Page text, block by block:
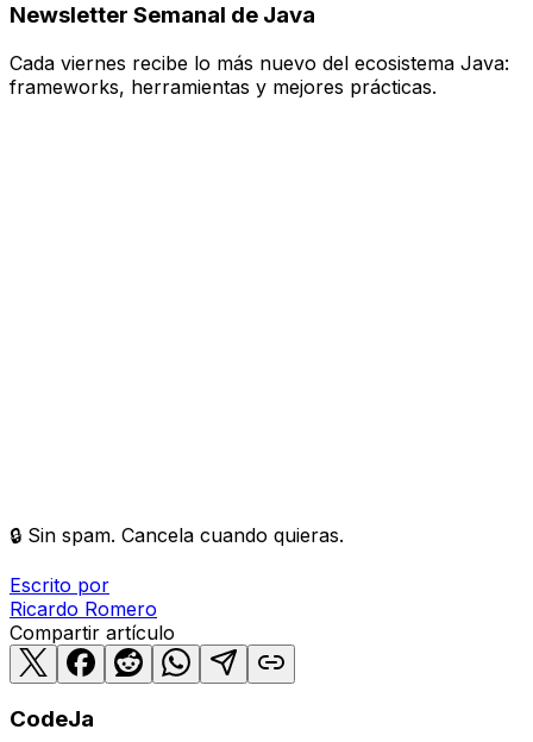
Newsletter Semanal de Java
Cada viernes recibe lo más nuevo del ecosistema Java:
frameworks, herramientas y mejores prácticas.
🔒 Sin spam. Cancela cuando quieras.
Escrito por
Ricardo Romero
Compartir artículo
CodeJa